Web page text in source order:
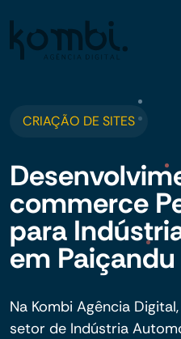
CRIAÇÃO DE SITES
commerce
para
em Paiçandu
Na Kombi Agência
setor de Indústria